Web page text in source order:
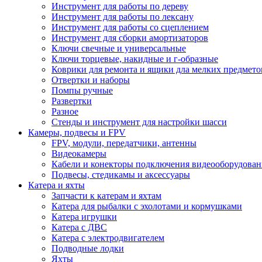
Инструмент для работы по дереву
Инструмент для работы по лексану
Инструмент для работы со сцеплением
Инструмент для сборки амортизаторов
Ключи свечные и универсальные
Ключи торцевые, накидные и г-образные
Коврики для ремонта и ящики дла мелких
Отвертки и наборы
Помпы ручные
Развертки
Разное
Стенды и инструмент для настройки шасси
Камеры, подвесы и FPV
FPV, модули, передатчики, антенны
Видеокамеры
Кабели и конекторы подключения
Подвесы, стедикамы и аксессуары
Катера и яхты
Запчасти к катерам и яхтам
Катера для рыбалки с эхолотами и кормушками
Катера игрушки
Катера с ДВС
Катера с электродвигателем
Подводные лодки
Яхты